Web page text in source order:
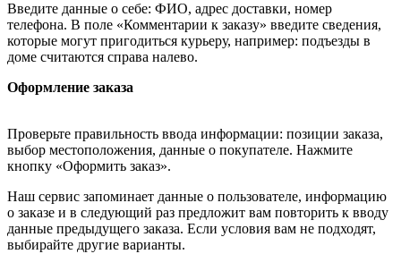
Введите данные о себе: ФИО, адрес доставки, номер
телефона. В поле «Комментарии к заказу» введите сведения,
которые могут пригодиться курьеру, например: подъезды в
доме считаются справа налево.
Оформление заказа
Проверьте правильность ввода информации: позиции заказа,
выбор местоположения, данные о покупателе. Нажмите
кнопку «Оформить заказ».
Наш сервис запоминает данные о пользователе, информацию
о заказе и в следующий раз предложит вам повторить к вводу
данные предыдущего заказа. Если условия вам не подходят,
выбирайте другие варианты.